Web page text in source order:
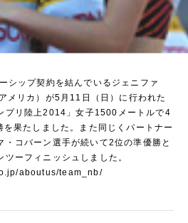
シップ契約を結んでいるジェニファ
メリカ）が5月11日（日）に行われた
プリ陸上2014」女子1500メートルで4
果たしました。また同じくパートナー
・コバーン選手が続いて2位の準優勝と
ーフィニッシュしました。
aboutus/team_nb/